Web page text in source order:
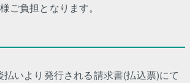
ご負担となります。
いより発行される請求書(払込票)にて